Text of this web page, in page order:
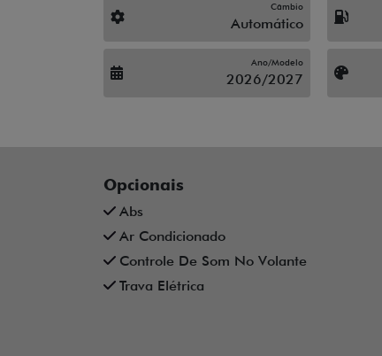
Câmbio
Automático
Ano/Modelo
2026/2027
Opcionais
Abs
Ar Condicionado
Controle De Som No Volante
Trava Elétrica